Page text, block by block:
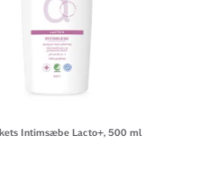
Intimsæbe Lacto+, 500 ml